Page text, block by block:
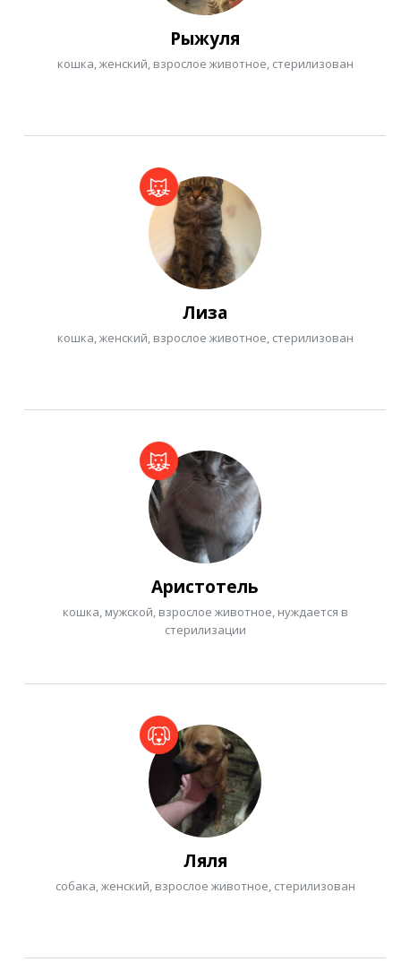
Рыжуля
кошка, женский, взрослое животное, стерилизован
Лиза
кошка, женский, взрослое животное, стерилизован
Аристотель
кошка, мужской, взрослое животное, нуждается в
стерилизации
Ляля
собака, женский, взрослое животное, стерилизован